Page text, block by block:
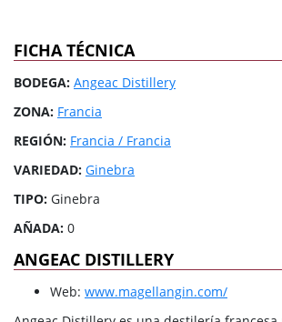
FICHA TÉCNICA
BODEGA: Angeac Distillery
ZONA: Francia
REGIÓN: Francia / Francia
VARIEDAD: Ginebra
TIPO: Ginebra
AÑADA: 0
ANGEAC DISTILLERY
Web: www.magellangin.com/